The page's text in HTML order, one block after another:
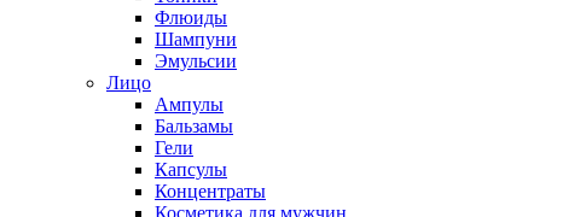
Флюиды
Шампуни
Эмульсии
Лицо
Ампулы
Бальзамы
Гели
Капсулы
Концентраты
Косметика для мужчин